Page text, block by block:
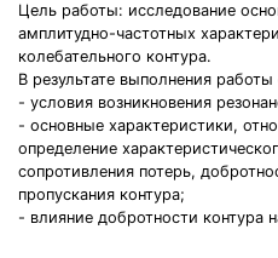
Цель работы: исследование
амплитудно-частотных
колебательного контура.
В результате выполнения
- условия возникновения
- основные характеристики,
определение
сопротивления потерь,
пропускания контура;
- влияние добротности контура